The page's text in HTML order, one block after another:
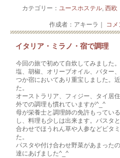
カテゴリー： ユースホステル, 西欧
作成者：アキーラ｜
コ
イタリア・ミラノ・宿で調理
今回の旅で初めて自炊してみました
塩、胡椒、オリーブオイル、バター
つか宿においてあり重宝しました。
た。
オーストラリア、フィジー、タイ居
外での調理も慣れていますが^_^
母が栄養士と調理師の免許もってい
し、料理も少しは出来ます。パスタ
合わせでほうれん草や人参などビタ
た。
パスタや付け合わせ野菜があまった
達にあげました^_^